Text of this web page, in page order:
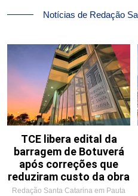
Notícias de Redação
TCE libera edital da
barragem de Botuverá
após correções que
reduziram custo da obra
Redação Santa Catarina em Pauta